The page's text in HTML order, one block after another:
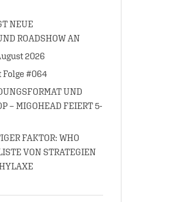
NEUE
ROADSHOW AN
2026
Folge #064
UND
– MIGOHEAD FEIERT 5-
FAKTOR: WHO
VON STRATEGIEN